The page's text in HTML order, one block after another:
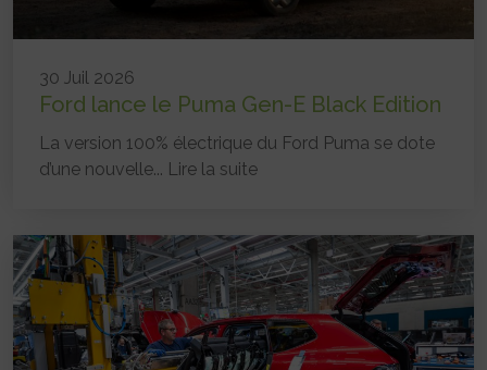
30 Juil 2026
Ford lance le Puma Gen-E Black Edition
La version 100% électrique du Ford Puma se dote
d’une nouvelle... Lire la suite